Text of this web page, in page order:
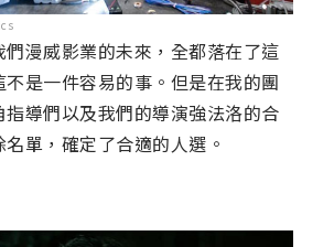
們漫威影業的未來，全都落在了這
是一件容易的事。但是在我的團
指導們以及我們的導演強法洛的合
單，確定了合適的人選。